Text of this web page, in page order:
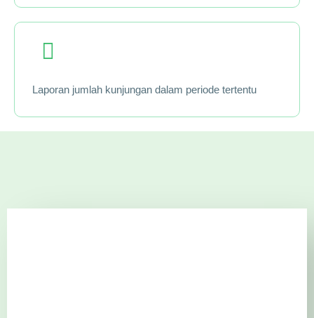
Laporan jumlah kunjungan dalam periode tertentu